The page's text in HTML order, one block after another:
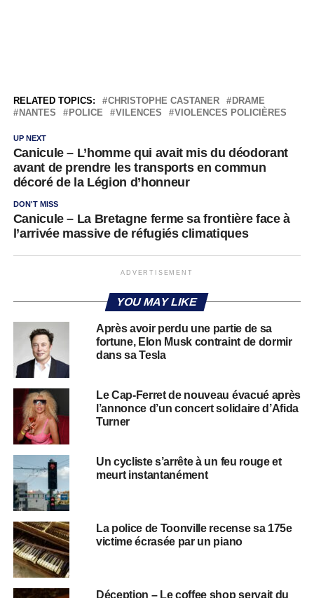
RELATED TOPICS: CHRISTOPHE CASTANER
DRAME
NANTES
POLICE VILENCES VIOLENCES POLICIÈRES
UP NEXT
Canicule – L’homme qui avait mis du déodorant
avant de prendre les transports en commun
décoré de la Légion d’honneur
DON'T MISS
Canicule – La Bretagne ferme sa frontière face à
l’arrivée massive de réfugiés climatiques
ADVERTISEMENT
YOU MAY LIKE
Après avoir perdu une partie de sa
fortune, Elon Musk contraint de dormir
dans sa Tesla
Le Cap-Ferret de nouveau évacué après
l’annonce d’un concert solidaire d’Afida
Turner
Un cycliste s’arrête à un feu rouge et
meurt instantanément
La police de Toonville recense sa 175e
victime écrasée par un piano
Déception – Le coffee shop servait du